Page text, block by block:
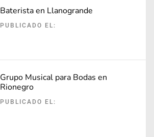
Baterista en Llanogrande
PUBLICADO EL:
Grupo Musical para Bodas en
Rionegro
PUBLICADO EL: